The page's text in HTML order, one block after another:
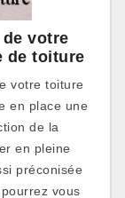
votre
de toiture
votre toiture
en place une
de la
en pleine
préconisée
vous